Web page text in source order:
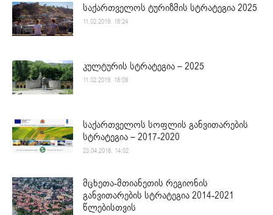
საქართველოს ტურიზმის სტრატეგია 2025
11.02.2019. 18:24
კულტურის სტრატეგია – 2025
11.02.2019. 18:09
საქართველოს სოფლის განვითარების
სტრატეგია – 2017-2020
23.04.2018. 14:02
მცხეთა-მთიანეთის რეგიონის
განვითარების სტრატეგია 2014-2021
წლებისთვის